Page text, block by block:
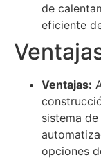
de
eficiente
Ventajas:
sistema
opciones